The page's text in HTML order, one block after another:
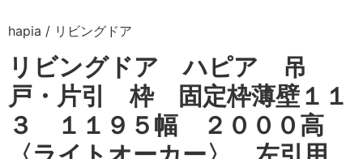
hapia / リビングドア
リビングドア ハピア 吊
戸・片引 枠 固定枠薄壁１１
３ １１９５幅 ２０００高